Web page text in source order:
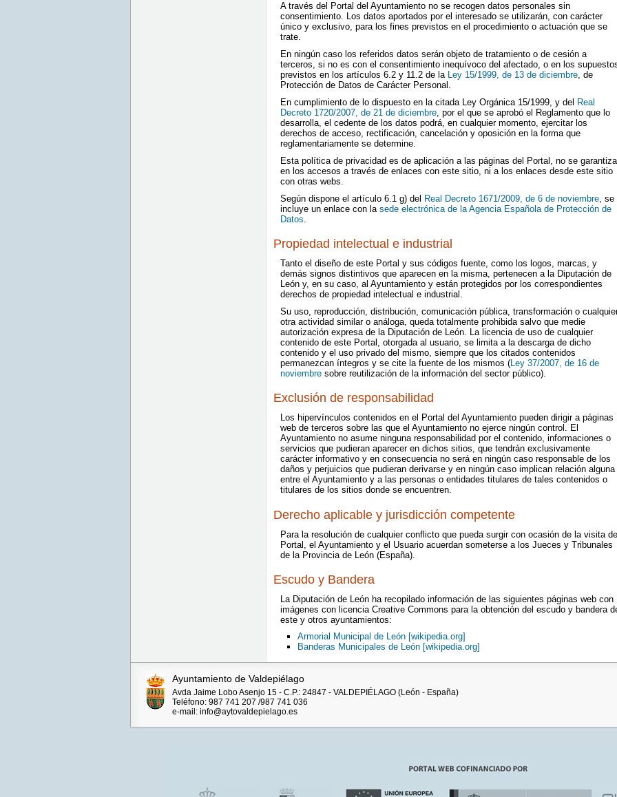
A través del Portal del Ayuntamiento no se recogen datos personales sin
consentimiento. Los datos aportados por el interesado se utilizarán, con carácter
único y exclusivo, para los fines previstos en el procedimiento o actuación que se
trate.
En ningún caso los referidos datos serán objeto de tratamiento o de cesión a
terceros, si no es con el consentimiento inequívoco del afectado, o en los
previstos en los artículos 6.2 y 11.2 de la Ley 15/1999, de 13 de diciembre, de
Protección de Datos de Carácter Personal.
En cumplimiento de lo dispuesto en la citada Ley Orgánica 15/1999, y del Real
Decreto 1720/2007, de 21 de diciembre, por el que se aprobó el Reglamento que lo
desarrolla, el cedente de los datos podrá, en cualquier momento, ejercitar los
derechos de acceso, rectificación, cancelación y oposición en la forma que
reglamentariamente se determine.
Esta política de privacidad es de aplicación a las páginas del Portal, no se garantiza
en los accesos a través de enlaces con este sitio, ni a los enlaces desde este sitio
con otras webs.
Según dispone el artículo 6.1 g) del Real Decreto 1671/2009, de 6 de noviembre, se
incluye un enlace con la sede electrónica de la Agencia Española de Protección de
Datos.
Propiedad intelectual e industrial
Tanto el diseño de este Portal y sus códigos fuente, como los logos, marcas, y
demás signos distintivos que aparecen en la misma, pertenecen a la Diputación de
León y, en su caso, al Ayuntamiento y están protegidos por los correspondientes
derechos de propiedad intelectual e industrial.
Su uso, reproducción, distribución, comunicación pública, transformación o
otra actividad similar o análoga, queda totalmente prohibida salvo que medie
autorización expresa de la Diputación de León. La licencia de uso de cualquier
contenido de este Portal, otorgada al usuario, se limita a la descarga de dicho
contenido y el uso privado del mismo, siempre que los citados contenidos
permanezcan íntegros y se cite la fuente de los mismos (Ley 37/2007, de 16 de
noviembresobre reutilización de la información del sector público).
Exclusión de responsabilidad
Los hipervínculos contenidos en el Portal del Ayuntamiento pueden dirigir a páginas
web de terceros sobre las que el Ayuntamiento no ejerce ningún control. El
Ayuntamiento no asume ninguna responsabilidad por el contenido, informaciones o
servicios que pudieran aparecer en dichos sitios, que tendrán exclusivamente
carácter informativo y en consecuencia no será en ningún caso responsable de los
daños y perjuicios que pudieran derivarse y en ningún caso implican relación alguna
entre el Ayuntamiento y a las personas o entidades titulares de tales contenidos o
titulares de los sitios donde se encuentren.
Derecho aplicable y jurisdicción competente
Para la resolución de cualquier conflicto que pueda surgir con ocasión de la visita
Portal, el Ayuntamiento y el Usuario acuerdan someterse a los Jueces y Tribunales
de la Provincia de León (España).
Escudo y Bandera
La Diputación de León ha recopilado información de las siguientes páginas web con
imágenes con licencia Creative Commons para la obtención del escudo y bandera
este y otros ayuntamientos:
Armorial Municipal de León [wikipedia.org]
Banderas Municipales de León [wikipedia.org]
Ayuntamiento de Valdepiélago
Avda Jaime Lobo Asenjo 15 - C.P.: 24847 - VALDEPIÉLAGO (León - España)
Teléfono: 987 741 207 /987 741 036
e-mail: info@aytovaldepielago.es